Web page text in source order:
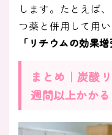
します。たとえば
つ薬と併用して用
「リチウムの効果増
まとめ｜炭酸
週間以上かかる